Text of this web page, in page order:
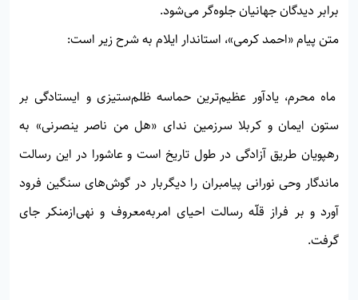
برابر دیدگان جهانیان جلوه‌گر می‌شود.
متن پیام «احمد کرمی»، استاندار ایلام به شرح زیر است:
ماه محرم، یادآور عظیم‌ترین حماسه ظلم‌ستیزی و ایستادگی بر
ستون ایمان و کربلا سرزمین ندای «هل من ناصر ینصرنی» به
رهپویان طریق آزادگی در طول تاریخ است و عاشورا در این رسالت
ماندگار وحی نورانی پیامبران را دیگربار در گوش‌های سنگین فرود
آورد و بر فراز قلّه رسالت احیای امربه‌معروف و نهی‌ازمنکر جای
گرفت.